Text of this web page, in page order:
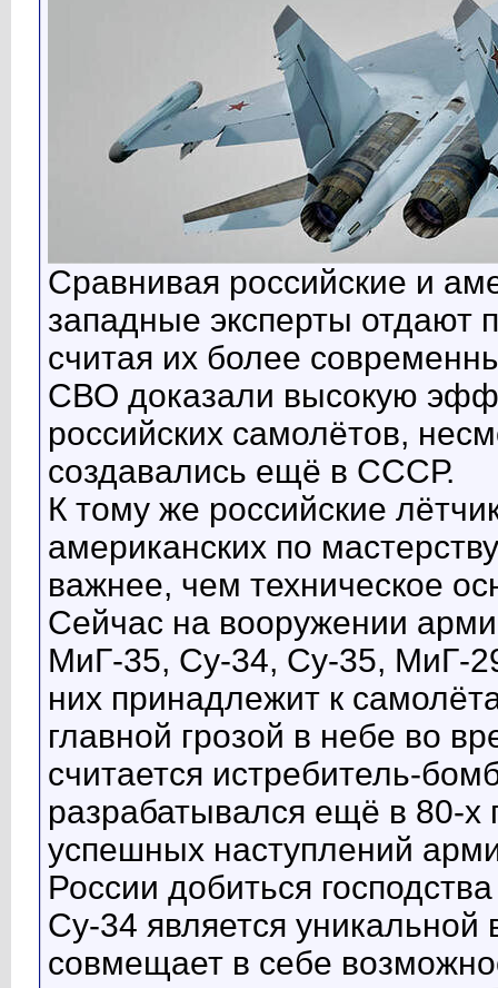
Сравнивая российские и
западные эксперты отдают
считая их более
СВО доказали высокую
российских самолётов,
создавались ещё в СССР.
К тому же российские
американских по
важнее, чем техническое
Сейчас на вооружении
МиГ-35, Су-34, Су-35, МиГ-
них принадлежит к
главной грозой в небе во
считается истребитель-
разрабатывался ещё в 80-х
успешных наступлений
России добиться
Су-34 является
совмещает в себе